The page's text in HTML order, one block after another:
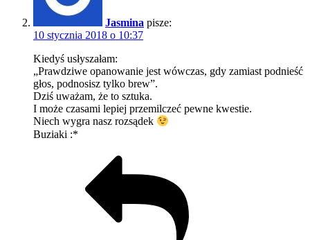
Jasmina pisze:
10 stycznia 2018 o 10:37
Kiedyś usłyszałam:
„Prawdziwe opanowanie jest wówczas, gdy zamiast podnieść
głos, podnosisz tylko brew”.
Dziś uważam, że to sztuka.
I może czasami lepiej przemilczeć pewne kwestie.
Niech wygra nasz rozsądek
Buziaki :*